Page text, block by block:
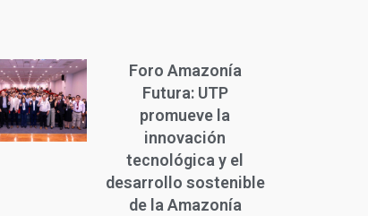
Foro Amazonía
Futura: UTP
promueve la
innovación
tecnológica y el
desarrollo sostenible
de la Amazonía